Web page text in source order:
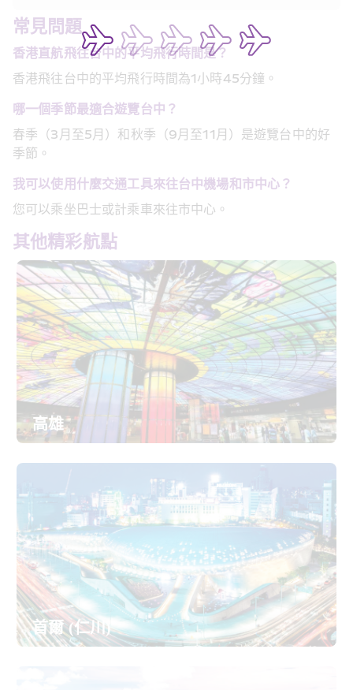
常見問題
香港直航飛往台中的平均飛行時間是？
香港飛往台中的平均飛行時間為1小時45分鐘。
哪一個季節最適合遊覽台中？
春季（3月至5月）和秋季（9月至11月）是遊覽台中的好
季節。
我可以使用什麼交通工具來往台中機場和市中心？
您可以乘坐巴士或計乘車來往市中心。
其他精彩航點
高雄
首爾 (仁川)